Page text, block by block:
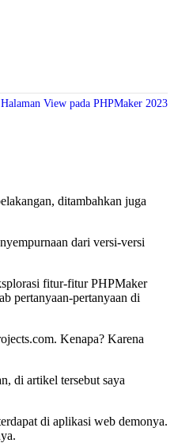
View pada PHPMaker 2023
ditambahkan juga
dari versi-versi
fitur-fitur PHPMaker
pertanyaan-pertanyaan di
Kenapa? Karena
di artikel tersebut saya
di aplikasi web demonya.